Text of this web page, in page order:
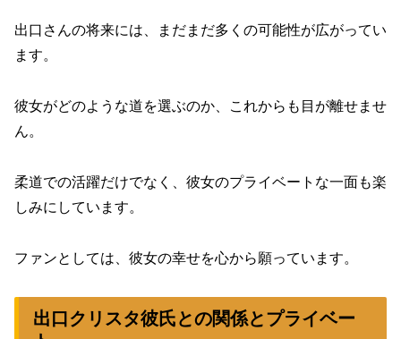
出口さんの将来には、まだまだ多くの可能性が広がってい
ます。
彼女がどのような道を選ぶのか、これからも目が離せませ
ん。
柔道での活躍だけでなく、彼女のプライベートな一面も楽
しみにしています。
ファンとしては、彼女の幸せを心から願っています。
出口クリスタ彼氏との関係とプライベー